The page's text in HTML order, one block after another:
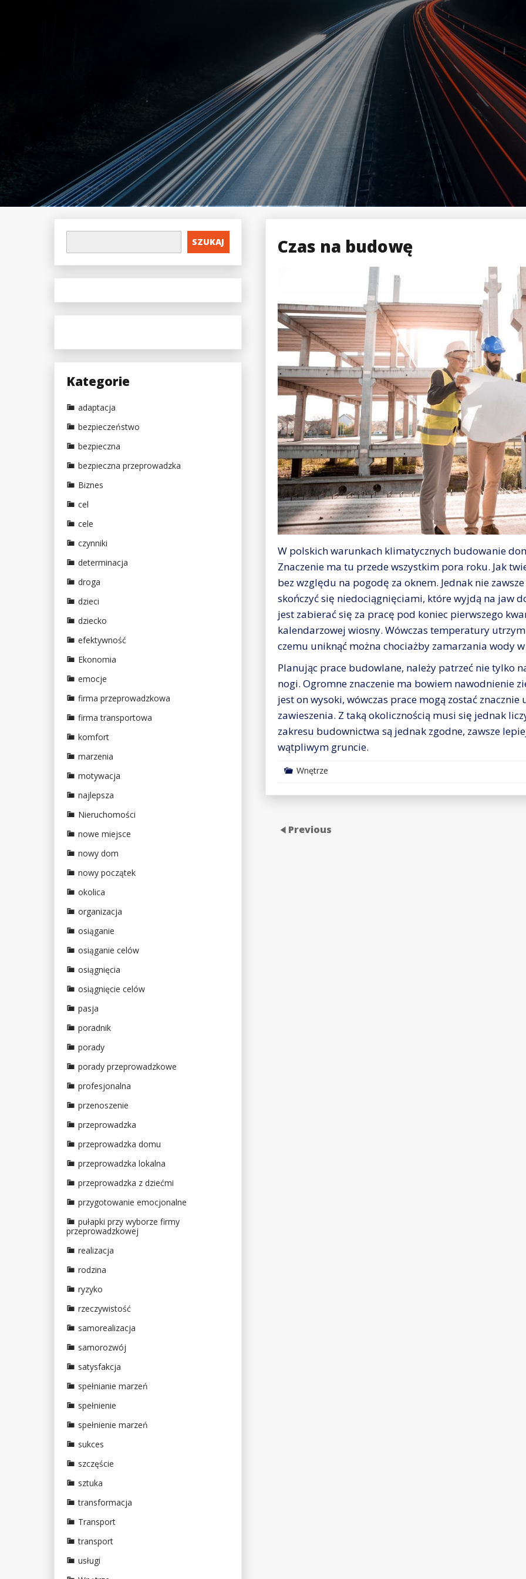
Czas na budowę
W polskich warunkach klimatycznych budowanie
Znaczenie ma tu przede wszystkim pora roku. Jak
bez względu na pogodę za oknem. Jednak nie
skończyć się niedociągnięciami, które wyjdą na jaw
jest zabierać się za pracę pod koniec pierwszego
kalendarzowej wiosny. Wówczas temperatury
czemu uniknąć można chociażby zamarzania wody
Planując prace budowlane, należy patrzeć nie tylko
nogi. Ogromne znaczenie ma bowiem nawodnienie
jest on wysoki, wówczas prace mogą zostać
zawieszenia. Z taką okolicznością musi się jednak
zakresu budownictwa są jednak zgodne, zawsze
wątpliwym gruncie.
Wnętrze
Previous
SZUKAJ
Kategorie
adaptacja
bezpieczeństwo
bezpieczna
bezpieczna przeprowadzka
Biznes
cel
cele
czynniki
determinacja
droga
dzieci
dziecko
efektywność
Ekonomia
emocje
firma przeprowadzkowa
firma transportowa
komfort
marzenia
motywacja
najlepsza
Nieruchomości
nowe miejsce
nowy dom
nowy początek
okolica
organizacja
osiąganie
osiąganie celów
osiągnięcia
osiągnięcie celów
pasja
poradnik
porady
porady przeprowadzkowe
profesjonalna
przenoszenie
przeprowadzka
przeprowadzka domu
przeprowadzka lokalna
przeprowadzka z dziećmi
przygotowanie emocjonalne
pułapki przy wyborze firmy
przeprowadzkowej
realizacja
rodzina
ryzyko
rzeczywistość
samorealizacja
samorozwój
satysfakcja
spełnianie marzeń
spełnienie
spełnienie marzeń
sukces
szczęście
sztuka
transformacja
Transport
transport
usługi